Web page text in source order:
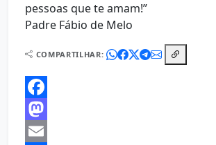
pessoas que te amam!”
Padre Fábio de Melo
COMPARTILHAR:
Facebook
Mastodon